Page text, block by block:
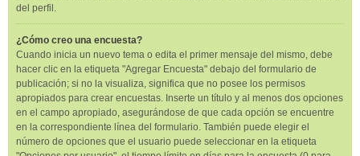
del perfil.
¿Cómo creo una encuesta?
Cuando inicia un nuevo tema o edita el primer mensaje del mismo, debe
hacer clic en la etiqueta "Agregar Encuesta" debajo del formulario de
publicación; si no la visualiza, significa que no posee los permisos
apropiados para crear encuestas. Inserte un título y al menos dos opciones
en el campo apropiado, asegurándose de que cada opción se encuentre
en la correspondiente línea del formulario. También puede elegir el
número de opciones que el usuario puede seleccionar en la etiqueta